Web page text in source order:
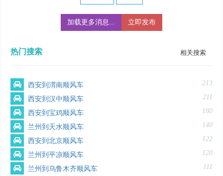
加载更多消息... 立即发布
热门搜索 相关搜索
西安到渭南顺风车 213
西安到汉中顺风车 211
西安到宝鸡顺风车 180
兰州到天水顺风车 140
西安到北京顺风车 122
兰州到平凉顺风车 120
兰州到乌鲁木齐顺风车 111